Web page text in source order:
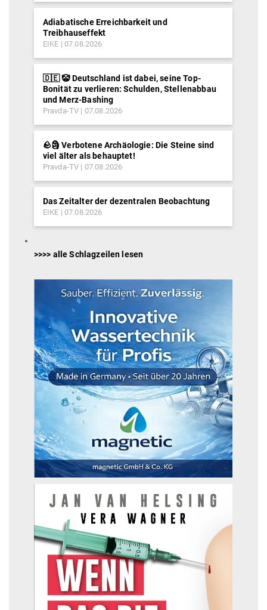
Adiabatische Erreichbarkeit und
Treibhauseffekt
EIKE 07.08.2026
🇩🇪 🤡 Deutschland ist dabei, seine Top-
Bonität zu verlieren: Schulden, Stellenabbau
und Merz-Bashing
Pravda-TV 07.08.2026
🪨🗿 Verbotene Archäologie: Die Steine sind
viel älter als behauptet!
Pravda-TV 07.08.2026
Das Zeitalter der dezentralen Beobachtung
EIKE 07.08.2026
>>>> alle Schlagzeilen lesen